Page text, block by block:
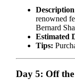
renowned
Bernard
Estimated
Tips:
Day 5: Off